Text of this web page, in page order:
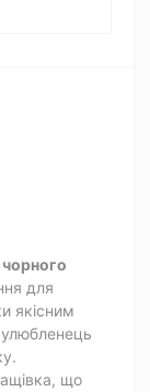
для
якісним
що